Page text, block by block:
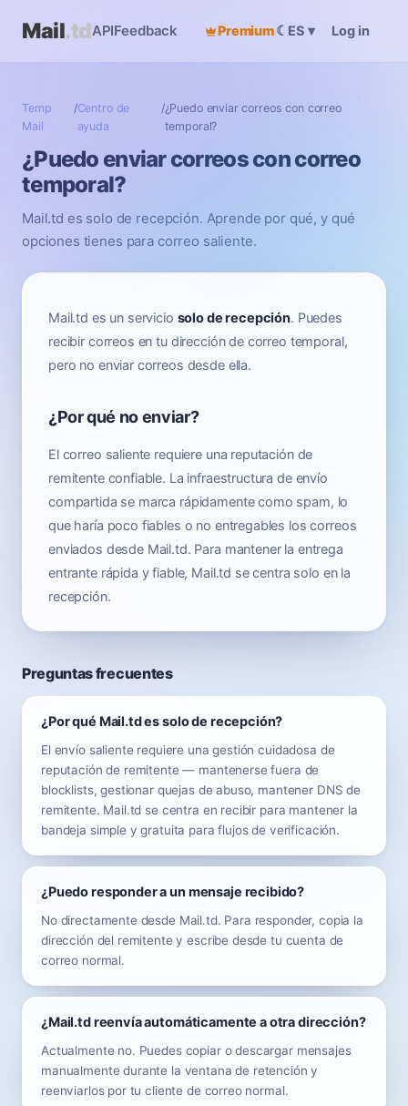
Mail.tdAPIFeedback Premium☾ ES ▾ Log in
Temp
Mail
/Centro de
ayuda
/¿Puedo enviar correos con correo
temporal?
¿Puedo enviar correos con correo
temporal?
Mail.td es solo de recepción. Aprende por qué, y qué
opciones tienes para correo saliente.
Mail.td es un servicio solo de recepción. Puedes
recibir correos en tu dirección de correo temporal,
pero no enviar correos desde ella.
¿Por qué no enviar?
El correo saliente requiere una reputación de
remitente confiable. La infraestructura de envío
compartida se marca rápidamente como spam, lo
que haría poco fiables o no entregables los correos
enviados desde Mail.td. Para mantener la entrega
entrante rápida y fiable, Mail.td se centra solo en la
recepción.
Preguntas frecuentes
¿Por qué Mail.td es solo de recepción?
El envío saliente requiere una gestión cuidadosa de
reputación de remitente — mantenerse fuera de
blocklists, gestionar quejas de abuso, mantener DNS de
remitente. Mail.td se centra en recibir para mantener la
bandeja simple y gratuita para flujos de verificación.
¿Puedo responder a un mensaje recibido?
No directamente desde Mail.td. Para responder, copia la
dirección del remitente y escribe desde tu cuenta de
correo normal.
¿Mail.td reenvía automáticamente a otra dirección?
Actualmente no. Puedes copiar o descargar mensajes
manualmente durante la ventana de retención y
reenviarlos por tu cliente de correo normal.